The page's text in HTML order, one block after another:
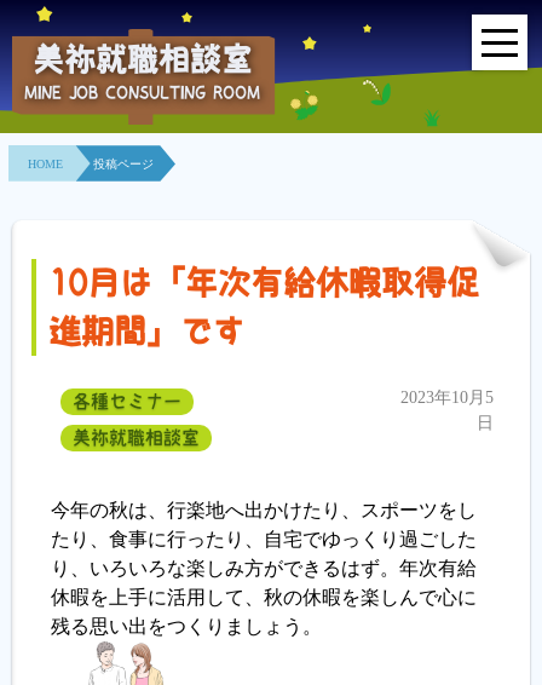
HOME
事業所紹介
相談室とは？
地域連携事業
各種セミナー
履歴書ジェネレーター
美祢就職相談室
MINE JOB CONSULTING ROOM
HOME 投稿ページ
10月は「年次有給休暇取得促
進期間」です
各種セミナー
美祢就職相談室
2023年10月5
日
今年の秋は、行楽地へ出かけたり、スポーツをし
たり、食事に行ったり、自宅でゆっくり過ごした
り、いろいろな楽しみ方ができるはず。年次有給
休暇を上手に活用して、秋の休暇を楽しんで心に
残る思い出をつくりましょう。